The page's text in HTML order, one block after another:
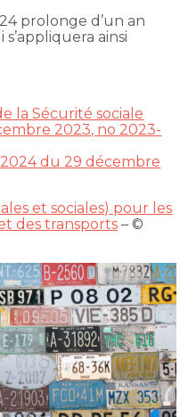
prolonge d’un an
ainsi
la Sécurité sociale
2023, no 2023-
du 29 décembre
et sociales) pour les
des transports – ©